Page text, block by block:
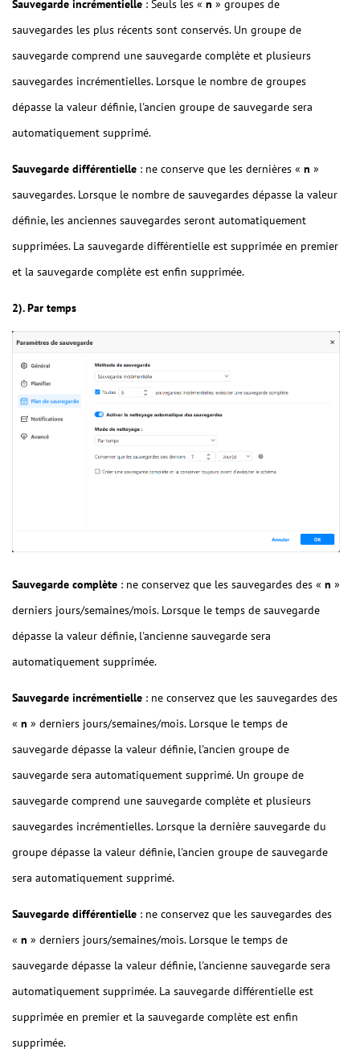
Sauvegarde incrémentielle : Seuls les « n » groupes de
sauvegardes les plus récents sont conservés. Un groupe de
sauvegarde comprend une sauvegarde complète et plusieurs
sauvegardes incrémentielles. Lorsque le nombre de groupes
dépasse la valeur définie, l'ancien groupe de sauvegarde sera
automatiquement supprimé.
Sauvegarde différentielle : ne conserve que les dernières « n »
sauvegardes. Lorsque le nombre de sauvegardes dépasse la valeur
définie, les anciennes sauvegardes seront automatiquement
supprimées. La sauvegarde différentielle est supprimée en premier
et la sauvegarde complète est enfin supprimée.
2). Par temps
Sauvegarde complète : ne conservez que les sauvegardes des « n »
derniers jours/semaines/mois. Lorsque le temps de sauvegarde
dépasse la valeur définie, l'ancienne sauvegarde sera
automatiquement supprimée.
Sauvegarde incrémentielle : ne conservez que les sauvegardes des
« n » derniers jours/semaines/mois. Lorsque le temps de
sauvegarde dépasse la valeur définie, l'ancien groupe de
sauvegarde sera automatiquement supprimé. Un groupe de
sauvegarde comprend une sauvegarde complète et plusieurs
sauvegardes incrémentielles. Lorsque la dernière sauvegarde du
groupe dépasse la valeur définie, l'ancien groupe de sauvegarde
sera automatiquement supprimé.
Sauvegarde différentielle : ne conservez que les sauvegardes des
« n » derniers jours/semaines/mois. Lorsque le temps de
sauvegarde dépasse la valeur définie, l'ancienne sauvegarde sera
automatiquement supprimée. La sauvegarde différentielle est
supprimée en premier et la sauvegarde complète est enfin
supprimée.